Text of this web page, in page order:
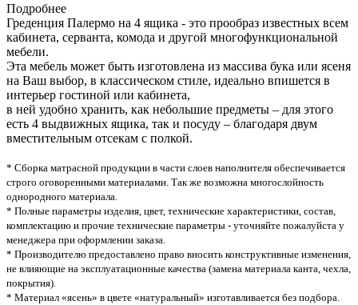
Подробнее
Греденция Палермо на 4 ящика - это прообраз известных всем
кабинета, серванта, комода и другой многофункциональной
мебели.
Эта мебель может быть изготовлена из массива бука или ясеня
на Ваш выбор, в классическом стиле, идеально впишется в
интерьер гостиной или кабинета,
в ней удобно хранить, как небольшие предметы – для этого
есть 4 выдвижных ящика, так и посуду – благодаря двум
вместительным отсекам с полкой.
* Сборка матрасной продукции в части слоев наполнителя обеспечивается
строго оговоренными материалами. Так же возможна многослойность
однородного материала.
* Полные параметры изделия, цвет, технические характеристики, состав,
комплектацию и прочие технические параметры - уточняйте пожалуйста у
менеджера при оформлении заказа.
* Производителю предоставлено право вносить конструктивные изменения,
не влияющие на эксплуатационные качества (замена материала канта, чехла,
покрытия).
* Материал «ясень» в цвете «натуральный» изготавливается без подбора.